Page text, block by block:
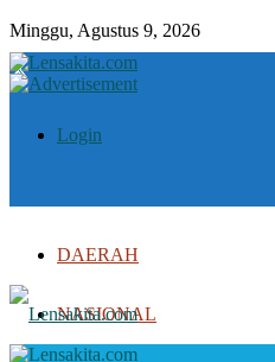
Minggu, Agustus 9, 2026
Login
DAERAH
NASIONAL